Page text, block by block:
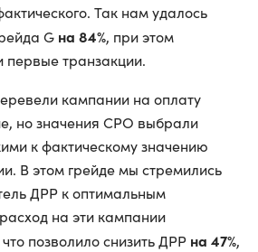
Так нам удалось
G на 84%, при этом
транзакции.
кампании на оплату
но значения CPO выбрали
к фактическому значению
В этом грейде мы стремились
ДРР к оптимальным
на эти кампании
что позволило снизить ДРР на 47%,